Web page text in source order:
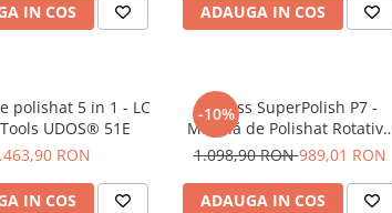
IN COS ADAUGA IN COS
polishat 5 in 1 - LC
UDOS® 51E
RON
IN COS
-10%
Krauss SuperPolish P7 -
Mașină de Polishat Rotativă
(Taler 125mm)
1.098,90 RON989,01 RON
ADAUGA IN COS